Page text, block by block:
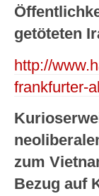
getöteten
http://
frankfurter-
zum
Bezug auf